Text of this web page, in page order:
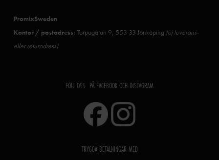
PromixSweden
Kontor / postadress: Torpagatan 9, 553 33 Jönköping (ej leverans-
eller returadress)
FÖLJ OSS PÅ FACEBOOK OCH INSTAGRAM
TRYGGA BETALNINGAR MED